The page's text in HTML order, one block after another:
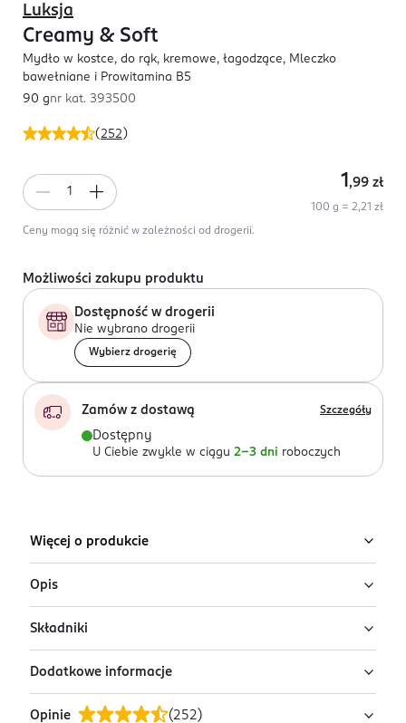
(252 )
Luksja
Creamy & Soft
Mydło w kostce, do rąk, kremowe, łagodzące, Mleczko
bawełniane i Prowitamina B5
90 gnr kat. 393500
1 ,99 zł
100 g = 2,21 zł
Ceny mogą się różnić w zależności od drogerii.
Możliwości zakupu produktu
Dostępność w drogerii
Nie wybrano drogerii
Wybierz drogerię
Zamów z dostawą Szczegóły
Dostępny
U Ciebie zwykle w ciągu 2-3 dni roboczych
Więcej o produkcie
Opis
Kremowe mydło w kostce Luksja Creamy & Soft
Mleczko bawełniane i Prowitamina B5 skutecznie
oczyszcza skórę, pozostawiając na dłoniach subtelny
zapach.
Składniki
Sodium Palmate, Aqua, Sodium Palm Kernelate,
Glycerin, Talc, Parfum, Sodium Chloride, Panthenol,
Gossypium Herbaceum Seed Extract, Gossypium
Dodatkowe informacje
PRZYGOTOWANIE I STOSOWANIE
Opinie (252 )